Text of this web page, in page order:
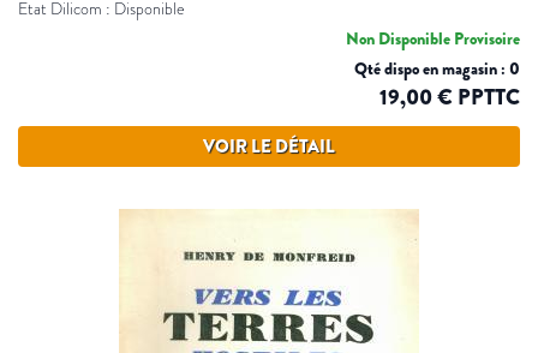
Etat Dilicom : Disponible
Non Disponible Provisoire
Qté dispo en magasin : 0
19,00 € PPTTC
VOIR LE DÉTAIL